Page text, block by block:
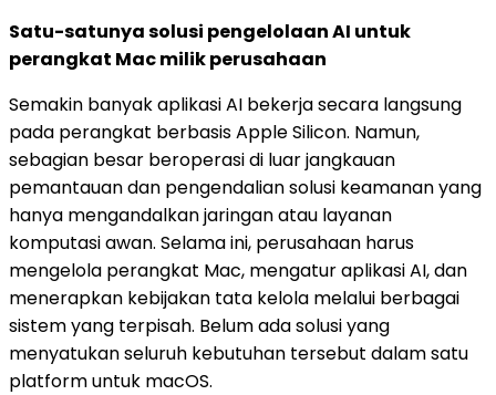
Satu-satunya solusi pengelolaan AI untuk
perangkat Mac milik perusahaan
Semakin banyak aplikasi AI bekerja secara langsung
pada perangkat berbasis Apple Silicon. Namun,
sebagian besar beroperasi di luar jangkauan
pemantauan dan pengendalian solusi keamanan yang
hanya mengandalkan jaringan atau layanan
komputasi awan. Selama ini, perusahaan harus
mengelola perangkat Mac, mengatur aplikasi AI, dan
menerapkan kebijakan tata kelola melalui berbagai
sistem yang terpisah. Belum ada solusi yang
menyatukan seluruh kebutuhan tersebut dalam satu
platform untuk macOS.